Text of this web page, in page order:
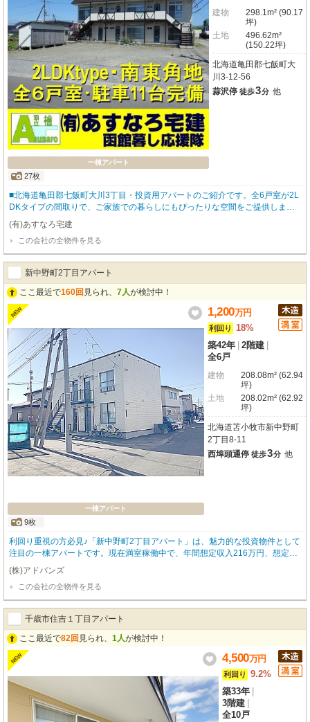
一棟アパート
27枚
建物
298.1m² (90.17
坪)
土地
496.62m²
(150.22坪)
北海道亀田郡七飯町大
川3-12-56
蒜沢停 徒歩3分 他
■北海道亀田郡七飯町大川3丁目・投資用アパートのご紹介です。全6戸室が2L
DKタイプの間取りで、ご家族での暮らしにもぴったりな空間をご提供しま
す。平成7年8月には増改築工事が施され、現在に至ります■交通は、函館バス
「蒜沢」停まで徒歩3分と大変便利。JR函館本線桔梗駅も徒歩圏内で、通勤・
通学にも困りません。周辺にはスーパーアークスやツルハドラッグ、すき家な
ど、日々の暮らしに嬉しい施設が徒歩圏内に充実しております。各戸室LDKは
採光の良い南東向きで、さらに11台分の駐車場が確保されており、車社会の北
海道では大きな強みとなります■想定年間収入2,784,000円、表面利回り20.1
7%と収益性が魅力の一棟アパートです。ぜひ一度ご検討ください■物件詳細、
ください☆★☆
(有)あすなろ宅建
この会社の全物件を見る
新中野町2丁目アパート
ここ最近で160回 見られ、 7人が検討中！
NEW
一棟アパート
9枚
1,200万円
利回り
18%
築42年 2階建
全6戸
建物
208.08m² (62.94
坪)
土地
208.02m² (62.92
坪)
北海道苫小牧市新中野町
2丁目8-11
西埠頭通停 徒歩3分 他
利回り重視の方必見♪「新中野町2丁目アパート」は、魅力的な投資物件として
注目の一棟アパートです。現在満室稼働中で、年間想定収入216万円、想定利
回り18.0%と、安定した収益が期待できます。道南バス「西埠頭通」停まで徒
歩3分と近く、通勤・通学にも便利な立地が嬉しいポイント。周辺には郵便局
やこども園、複数の飲食店やコンビニ、病院などが揃い、入居者様にとって暮
らしやすい環境が整っています。建物は2022年5月に屋根と外壁の塗装が施さ
れ、2004年には屋根の排水溝に凍結防止熱線が導入されるなど、維持管理が
しっかりと行われています。全6戸が使いやすい1DKの間取りで、4室はお風呂
とトイレが別々、2室は一体型と、入居者様のニーズに合わせた選択肢も魅
に、安定した資産形成を始めてみませんか？
(株)アドバンズ
この会社の全物件を見る
千歳市住吉１丁目アパート
ここ最近で82回 見られ、 1人が検討中！
NEW 4,500万円
利回り
9.2%
築33年
3階建
全10戸